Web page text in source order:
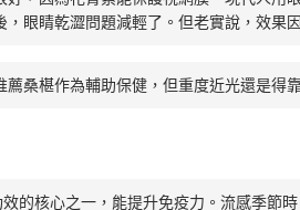
，眼睛乾澀問題減輕了。但老實說，效果
薦桑椹作為輔助保健，但重度近光還是得
的核心之一，能提升免疫力。流感季節